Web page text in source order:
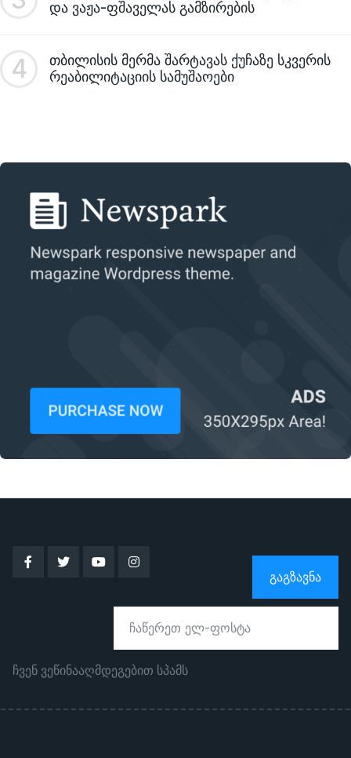
და ვაჟა-ფშაველას გამზირების
4
თბილისის მერმა შარტავას ქუჩაზე სკვერის
რეაბილიტაციის სამუშაოები
ᲒᲐᲒᲖᲐᲕᲜᲐ
ჩვენ ვეწინააღმდეგებით სპამს